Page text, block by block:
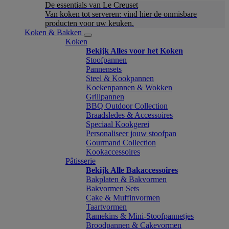
De essentials van Le Creuset
Van koken tot serveren: vind hier de onmisbare
producten voor uw keuken.
Koken & Bakken
Koken
Bekijk Alles voor het Koken
Stoofpannen
Pannensets
Steel & Kookpannen
Koekenpannen & Wokken
Grillpannen
BBQ Outdoor Collection
Braadsledes & Accessoires
Speciaal Kookgerei
Personaliseer jouw stoofpan
Gourmand Collection
Kookaccessoires
Pâtisserie
Bekijk Alle Bakaccessoires
Bakplaten & Bakvormen
Bakvormen Sets
Cake & Muffinvormen
Taartvormen
Ramekins & Mini-Stoofpannetjes
Broodpannen & Cakevormen